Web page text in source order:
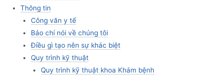
Thông tin
Công văn y tế
Báo chí nói về chúng tôi
Điều gì tạo nên sự khác biệt
Quy trình kỹ thuật
Quy trình kỹ thuật khoa Khám bệnh